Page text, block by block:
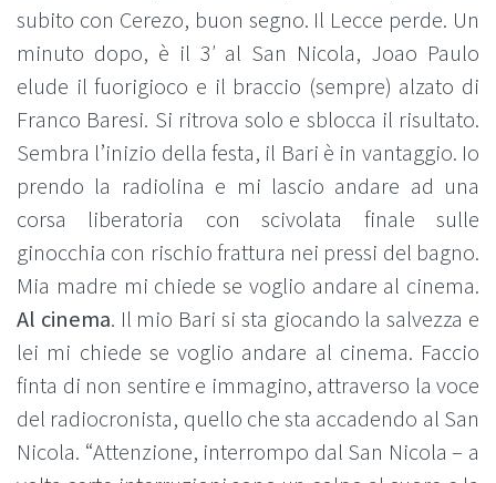
subito con Cerezo, buon segno. Il Lecce perde. Un
minuto dopo, è il 3′ al San Nicola, Joao Paulo
elude il fuorigioco e il braccio (sempre) alzato di
Franco Baresi. Si ritrova solo e sblocca il risultato.
Sembra l’inizio della festa, il Bari è in vantaggio. Io
prendo la radiolina e mi lascio andare ad una
corsa liberatoria con scivolata finale sulle
ginocchia con rischio frattura nei pressi del bagno.
Mia madre mi chiede se voglio andare al cinema.
Al cinema. Il mio Bari si sta giocando la salvezza e
lei mi chiede se voglio andare al cinema. Faccio
finta di non sentire e immagino, attraverso la voce
del radiocronista, quello che sta accadendo al San
Nicola. “Attenzione, interrompo dal San Nicola – a